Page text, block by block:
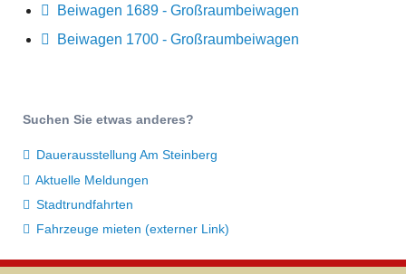
Beiwagen 1689 - Großraumbeiwagen
Beiwagen 1700 - Großraumbeiwagen
Suchen Sie etwas anderes?
Dauerausstellung Am Steinberg
Aktuelle Meldungen
Stadtrundfahrten
Fahrzeuge mieten (externer Link)